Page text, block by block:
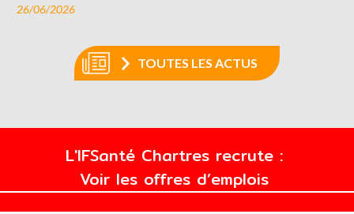
26/06/2026
TOUTES LES ACTUS
L'IFSanté Chartres recrute :
Voir les offres d’emplois